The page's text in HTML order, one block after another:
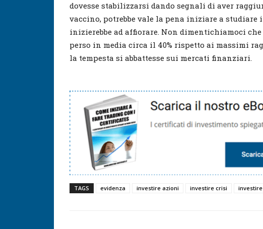
dovesse stabilizzarsi dando segnali di aver
vaccino, potrebbe vale la pena iniziare a
inizierebbe ad affiorare. Non dimentichiamoci
perso in media circa il 40% rispetto ai massimi
la tempesta si abbattesse sui mercati finanziari.
TAGS evidenza investire azioni investire crisi investire